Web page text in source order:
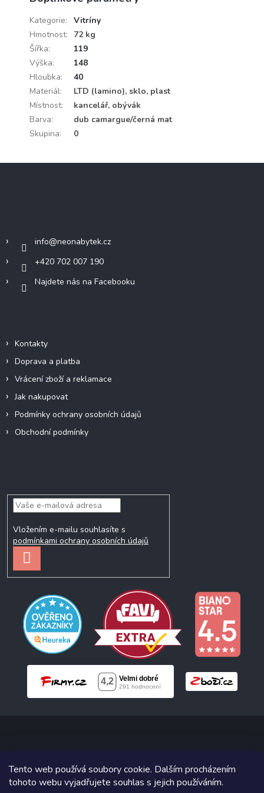
Tento web používá soubory cookie. Dalším procházením
tohoto webu vyjadřujete souhlas s jejich používáním.
Kategorie:
Vitríny
Hmotnost:
72 kg
Šířka:
119
Výška:
148
Hloubka:
40
Materiál:
LTD (lamino), sklo, plast
Místnost:
kancelář, obývák
Barva:
dub camargue/černá mat
Skupina: 0
info@neonabytek.cz
+420 702 007 190
Najdete nás na Facebooku
Kontakty
Doprava a platba
Vrácení zboží a reklamace
Jak nakupovat
Podmínky ochrany osobních údajů
Obchodní podmínky
Vložením e-mailu souhlasíte s
podmínkami ochrany osobních údajů
SE
Copyright 2026 Neonabytek.cz
. Všechna práva vyhrazena.
Grafický návrh vytvořil a na Shoptet implementoval Tomáš Hlad